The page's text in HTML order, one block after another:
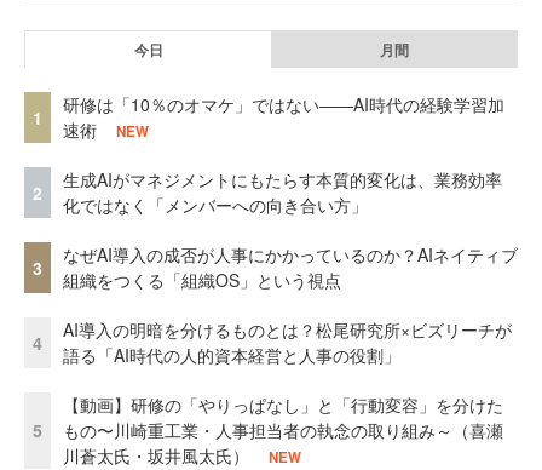
今日 月間
1
研修は「10％のオマケ」ではない——AI時代の経験学習加
速術
NEW
2
生成AIがマネジメントにもたらす本質的変化は、業務効率
化ではなく「メンバーへの向き合い方」
3
なぜAI導入の成否が人事にかかっているのか？AIネイティブ
組織をつくる「組織OS」という視点
4
AI導入の明暗を分けるものとは？松尾研究所×ビズリーチが
語る「AI時代の人的資本経営と人事の役割」
5
【動画】研修の「やりっぱなし」と「行動変容」を分けた
もの〜川崎重工業・人事担当者の執念の取り組み～（喜瀬
川蒼太氏・坂井風太氏）
NEW